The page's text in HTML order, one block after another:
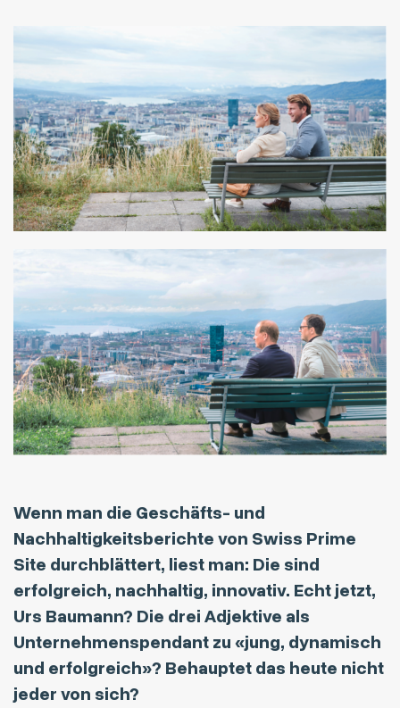
Wenn man die Geschäfts- und
Nachhaltigkeitsberichte von Swiss Prime
Site durchblättert, liest man: Die sind
erfolgreich, nachhaltig, innovativ. Echt jetzt,
Urs Baumann? Die drei Adjektive als
Unternehmenspendant zu «jung, dynamisch
und erfolgreich»? Behauptet das heute nicht
jeder von sich?